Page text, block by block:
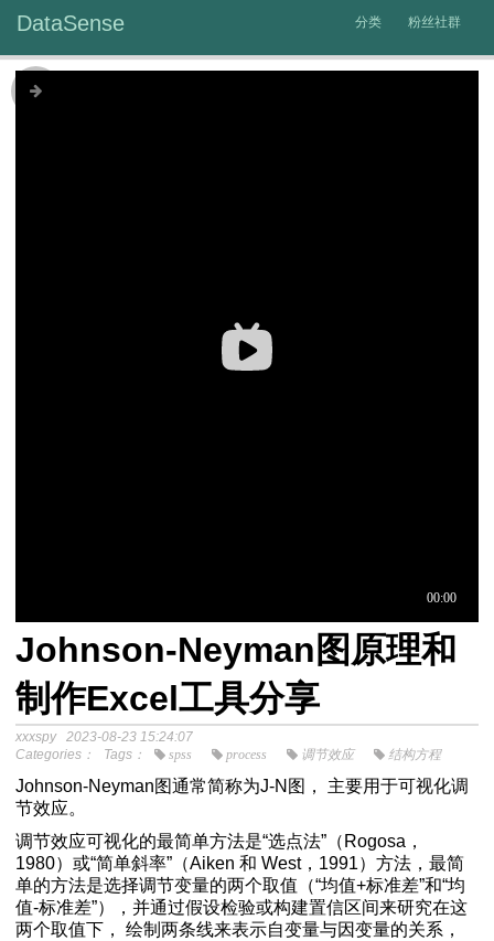
DataSense 分类 粉丝社群
介模
析SPSS视频教程
Johnson-Neyman图原理和
制作Excel工具分享
xxxspy
2023-08-23 15:24:07
Categories：
Tags： spss process 调节效应 结构方程
Johnson-Neyman图通常简称为J-N图， 主要用于可视化调
节效应。
调节效应可视化的最简单方法是“选点法”（Rogosa，
1980）或“简单斜率”（Aiken 和 West，1991）方法，最简
单的方法是选择调节变量的两个取值（“均值+标准差”和“均
值-标准差”），并通过假设检验或构建置信区间来研究在这
两个取值下， 绘制两条线来表示自变量与因变量的关系，